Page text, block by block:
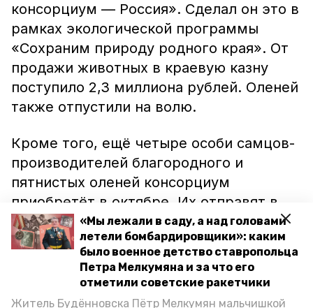
«Мы лежали в саду, а над головами
летели бомбардировщики»: каким
было военное детство ставропольца
Петра Мелкумяна и за что его
отметили советские ракетчики
Житель Будённовска Пётр Мелкумян мальчишкой
консорциум — Россия». Сделал он это в
рамках экологической программы
«Сохраним природу родного края». От
продажи животных в краевую казну
поступило 2,3 миллиона рублей. Оленей
также отпустили на волю.
Кроме того, ещё четыре особи самцов-
производителей благородного и
пятнистых оленей консорциум
приобретёт в октябре. Их отправят в
заказники «Стрижамент» и «Сафонова
дача». Также десять животных купят
для расселения в «Русском лесу».
Ранее на Ставропольепересчитывали